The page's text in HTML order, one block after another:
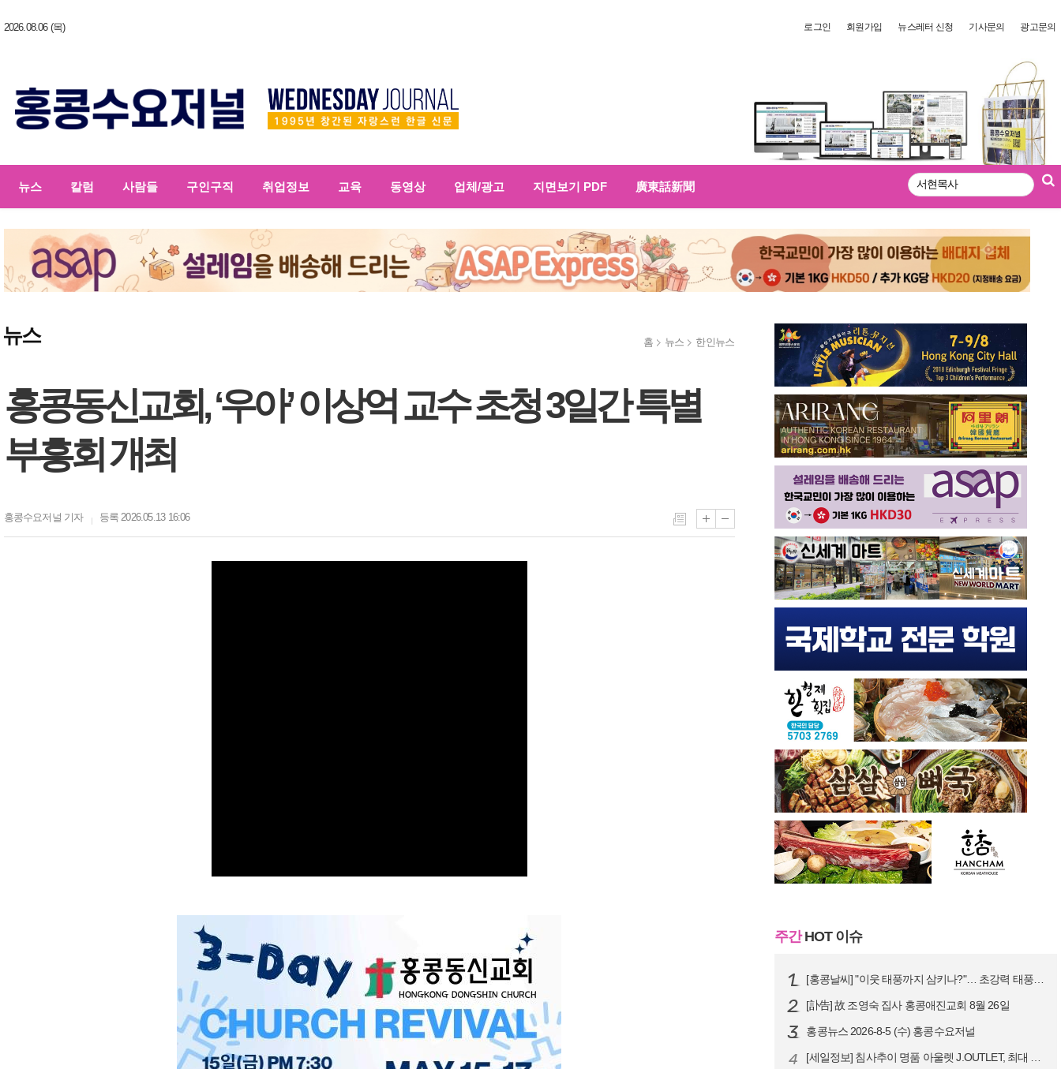
2026.08.06 (목) 로그인 회원가입 뉴스레터 신청 기사문의 광고문의
뉴스 칼럼 사람들 구인구직 취업정보 교육 동영상 업체/광고 지면보기 PDF
廣東話新聞
검
뉴스 홈 뉴스 한인뉴스
홍콩동신교회, ‘우아’ 이상억 교수 초청 3일간 특별
부흥회 개최
홍콩수요저널 기자 등록 2026.05.13 16:06
주간HOT 이슈
[홍콩날씨] "이웃 태풍까지 삼키나?"… 초강력 태풍 '돌핀' 세력 재확…
[訃告] 故 조영숙 집사 홍콩애진교회 8월 26일
홍콩뉴스 2026-8-5 (수) 홍콩수요저널
4 [세일정보] 침사추이 명품 아울렛 J.OUTLET, 최대 90% 빅 세일…